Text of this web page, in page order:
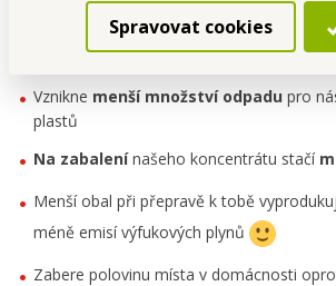
Spravovat cookies
Díky tomuzískáš jen koncentrovanou
Vznikne menší množství odpadu pro
plastů
Na zabalenínašeho koncentrátu stačí
Menší obal při přepravě k tobě
méně emisí výfukových plynů
Zabere polovinu místa v domácnosti